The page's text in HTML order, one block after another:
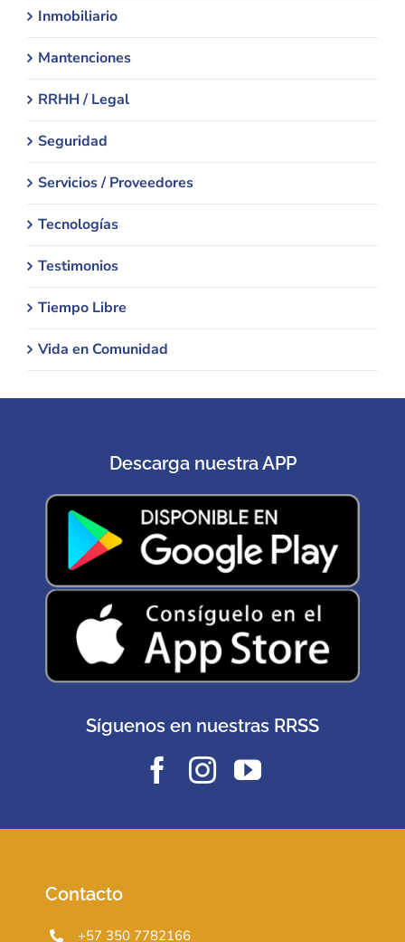
Inmobiliario
Mantenciones
RRHH / Legal
Seguridad
Servicios / Proveedores
Tecnologías
Testimonios
Tiempo Libre
Vida en Comunidad
Descarga nuestra APP
Síguenos en nuestras RRSS
Contacto
+57 350 7782166